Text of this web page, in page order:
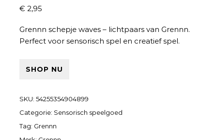
€ 2,95
Grennn schepje waves – lichtpaars van Grennn.
Perfect voor sensorisch spel en creatief spel.
SHOP NU
SKU: 54255354904899
Categorie: Sensorisch speelgoed
Tag: Grennn